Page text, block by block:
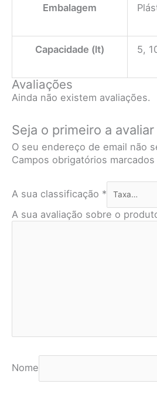
Embalagem
Capacidade (lt) 5,
Avaliações
Ainda não existem avaliações.
Seja o primeiro a avaliar
O seu endereço de email não
Campos obrigatórios marcados
A sua classificação *
A sua avaliação sobre o
Nome